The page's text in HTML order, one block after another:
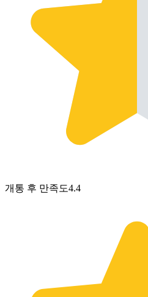
개통 후 만족도4.4